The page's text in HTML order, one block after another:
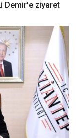
Demir'e ziyaret